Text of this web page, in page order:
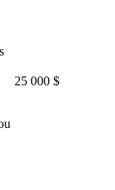
25 000 $